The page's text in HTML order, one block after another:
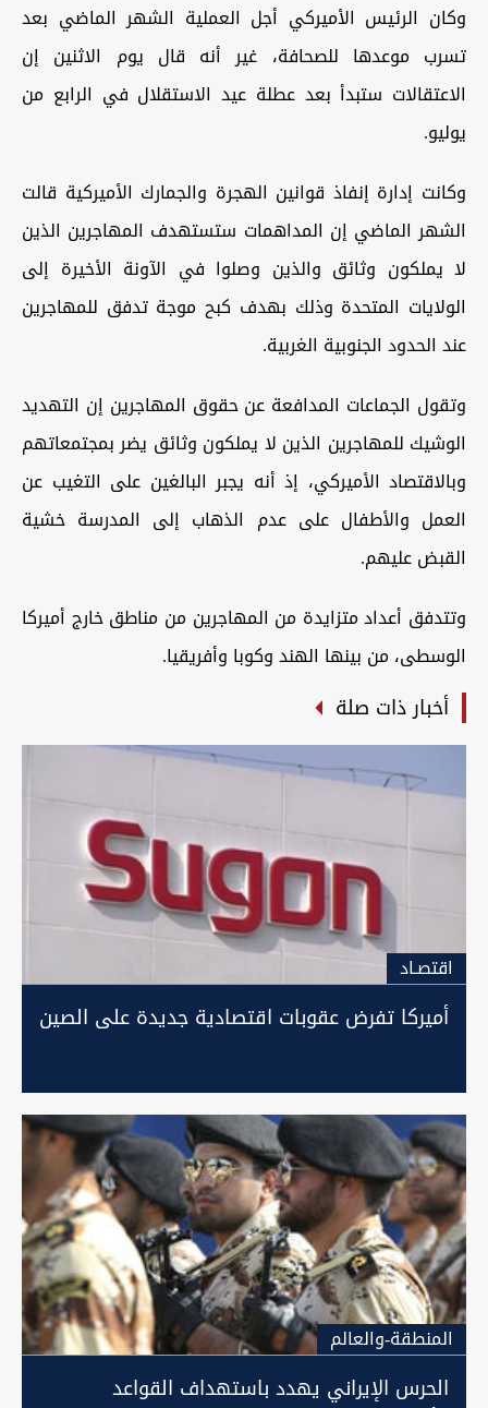
وكان الرئيس الأميركي أجل العملية الشهر الماضي بعد
تسرب موعدها للصحافة، غير أنه قال يوم الاثنين إن
الاعتقالات ستبدأ بعد عطلة عيد الاستقلال في الرابع من
يوليو.
وكانت إدارة إنفاذ قوانين الهجرة والجمارك الأميركية قالت
الشهر الماضي إن المداهمات ستستهدف المهاجرين الذين
لا يملكون وثائق والذين وصلوا في الآونة الأخيرة إلى
الولايات المتحدة وذلك بهدف كبح موجة تدفق للمهاجرين
عند الحدود الجنوبية الغربية.
وتقول الجماعات المدافعة عن حقوق المهاجرين إن التهديد
الوشيك للمهاجرين الذين لا يملكون وثائق يضر بمجتمعاتهم
وبالاقتصاد الأميركي، إذ أنه يجبر البالغين على التغيب عن
العمل والأطفال على عدم الذهاب إلى المدرسة خشية
القبض عليهم.
وتتدفق أعداد متزايدة من المهاجرين من مناطق خارج أميركا
الوسطى، من بينها الهند وكوبا وأفريقيا.
أخبار ذات صلة
اقتصـاد
أميركا تفرض عقوبات اقتصادية جديدة على الصين
المنطقة-والعالم
الحرس الإيراني يهدد باستهداف القواعد